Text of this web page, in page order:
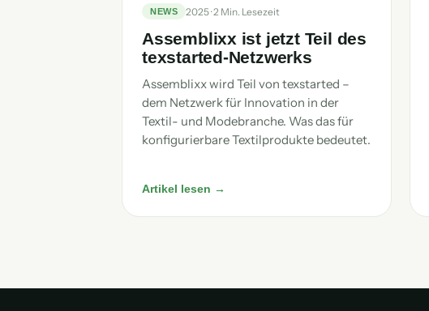
NEWS 2025 · 2 Min. Lesezeit
Assemblixx ist jetzt Teil des
texstarted-Netzwerks
Assemblixx wird Teil von texstarted –
dem Netzwerk für Innovation in der
Textil- und Modebranche. Was das für
konfigurierbare Textilprodukte bedeutet.
Artikel lesen →